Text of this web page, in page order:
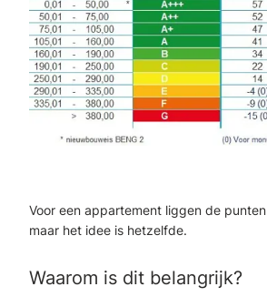
Voor een appartement liggen de
maar het idee is hetzelfde.
Waarom is dit belangrijk?